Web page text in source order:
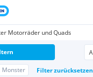
Motorräder und Quads
Monster Filter zurücksetzen